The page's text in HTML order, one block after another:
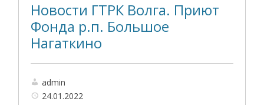
Новости ГТРК Волга. Приют
Фонда р.п. Большое
Нагаткино
admin
24.01.2022